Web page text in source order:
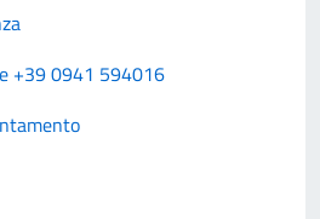
+39 0941 594016